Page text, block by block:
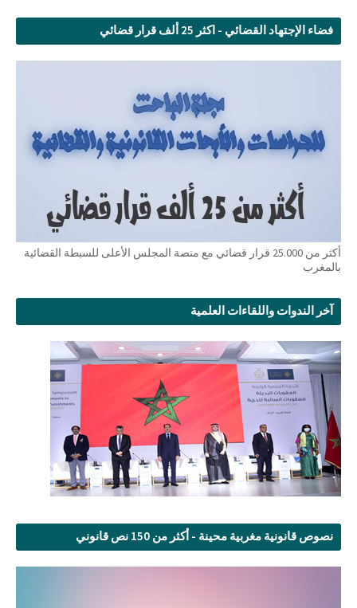
فضاء الإجتهاد القضائي - اكثر 25 ألف قرار قضائي
أكثر من 25.000 قرار قضائي مع منصة المجلس الأعلى للسبطة القضائية
بالمغرب
آخر الندوات واللقاءات العلمية
نصوص قانونية مغربية محينة - أكثر من 150 نص قانوني